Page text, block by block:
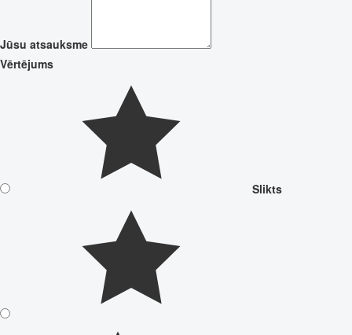
Jūsu atsauksme
Vērtējums
Slikts